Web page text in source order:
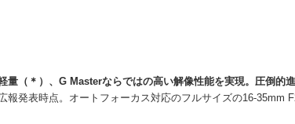
量（＊）、G Masterならではの高い解像性能を実現。圧倒的
報発表時点。オートフォーカス対応のフルサイズの16-35mm